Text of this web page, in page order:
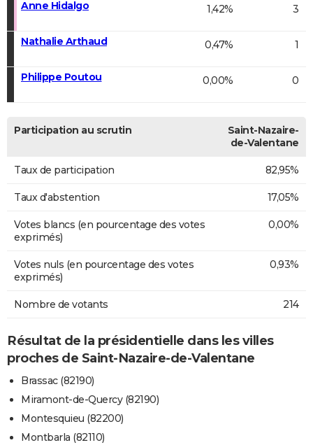
Anne Hidalgo 1,42% 3
Nathalie Arthaud 0,47% 1
Philippe Poutou 0,00% 0
Participation au scrutin
Saint-Nazaire-
de-Valentane
Taux de participation 82,95%
Taux d'abstention 17,05%
Votes blancs (en pourcentage des votes
exprimés)
0,00%
Votes nuls (en pourcentage des votes
exprimés)
0,93%
Nombre de votants 214
Résultat de la présidentielle dans les villes
proches de Saint-Nazaire-de-Valentane
Brassac (82190)
Miramont-de-Quercy (82190)
Montesquieu (82200)
Montbarla (82110)